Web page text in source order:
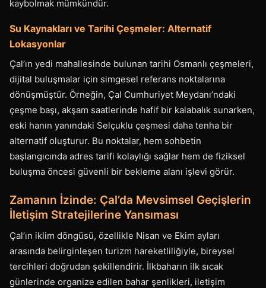
kaybolmak mümkündür.
Su Kaynakları ve Tarihi Çeşmeler: Alternatif
Lokasyonlar
Çal’ın yedi mahallesinde bulunan tarihi Osmanlı çeşmeleri,
dijital buluşmalar için simgesel referans noktalarına
dönüşmüştür. Örneğin, Çal Cumhuriyet Meydanı’ndaki
çeşme başı, akşam saatlerinde hafif bir kalabalık sunarken,
eski hanın yanındaki Selçuklu çeşmesi daha tenha bir
alternatif oluşturur. Bu noktalar, hem sohbetin
başlangıcında adres tarifi kolaylığı sağlar hem de fiziksel
buluşma öncesi güvenli bir bekleme alanı işlevi görür.
Zamanın İzinde: Çal’da Mevsimsel Geçişlerin
İletişim Stratejilerine Yansıması
Çal’ın iklim döngüsü, özellikle Nisan ve Ekim ayları
arasında belirginleşen turizm hareketliliğiyle, bireysel
tercihleri doğrudan şekillendirir. İlkbaharın ilk sıcak
günlerinde organize edilen bahar şenlikleri, iletişim